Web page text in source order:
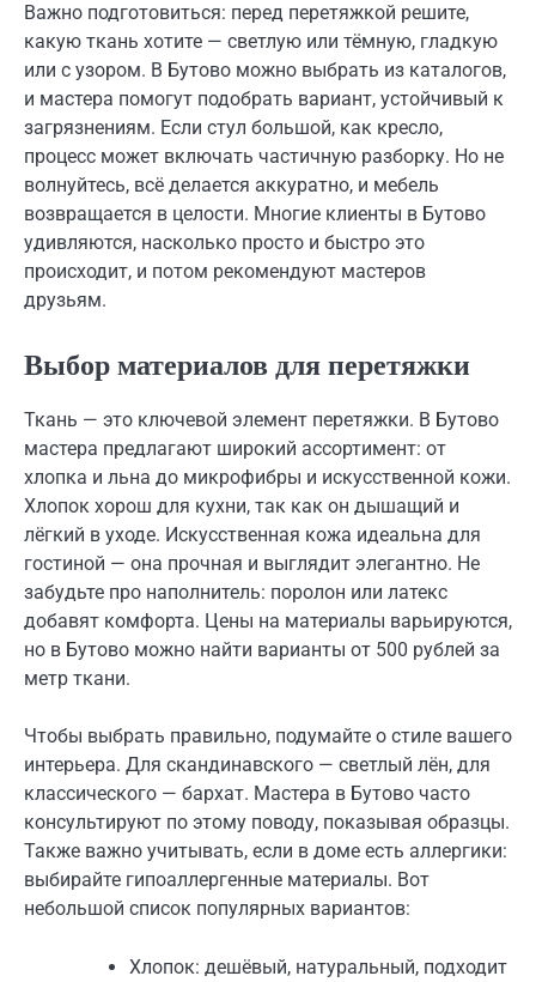
Важно подготовиться: перед перетяжкой решите,
какую ткань хотите — светлую или тёмную, гладкую
или с узором. В Бутово можно выбрать из каталогов,
и мастера помогут подобрать вариант, устойчивый к
загрязнениям. Если стул большой, как кресло,
процесс может включать частичную разборку. Но не
волнуйтесь, всё делается аккуратно, и мебель
возвращается в целости. Многие клиенты в Бутово
удивляются, насколько просто и быстро это
происходит, и потом рекомендуют мастеров
друзьям.
Выбор материалов для перетяжки
Ткань — это ключевой элемент перетяжки. В Бутово
мастера предлагают широкий ассортимент: от
хлопка и льна до микрофибры и искусственной кожи.
Хлопок хорош для кухни, так как он дышащий и
лёгкий в уходе. Искусственная кожа идеальна для
гостиной — она прочная и выглядит элегантно. Не
забудьте про наполнитель: поролон или латекс
добавят комфорта. Цены на материалы варьируются,
но в Бутово можно найти варианты от 500 рублей за
метр ткани.
Чтобы выбрать правильно, подумайте о стиле вашего
интерьера. Для скандинавского — светлый лён, для
классического — бархат. Мастера в Бутово часто
консультируют по этому поводу, показывая образцы.
Также важно учитывать, если в доме есть аллергики:
выбирайте гипоаллергенные материалы. Вот
небольшой список популярных вариантов:
Хлопок: дешёвый, натуральный, подходит